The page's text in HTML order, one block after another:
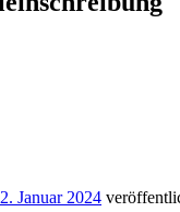
Januar 2024